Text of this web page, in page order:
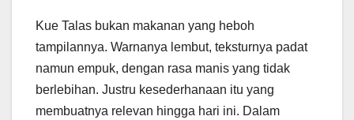
Kue Talas bukan makanan yang heboh
tampilannya. Warnanya lembut, teksturnya padat
namun empuk, dengan rasa manis yang tidak
berlebihan. Justru kesederhanaan itu yang
membuatnya relevan hingga hari ini. Dalam